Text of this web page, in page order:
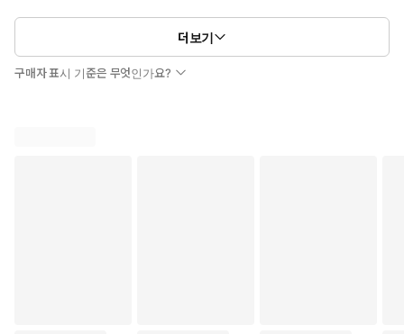
더보기
구매자 표시 기준은 무엇인가요?